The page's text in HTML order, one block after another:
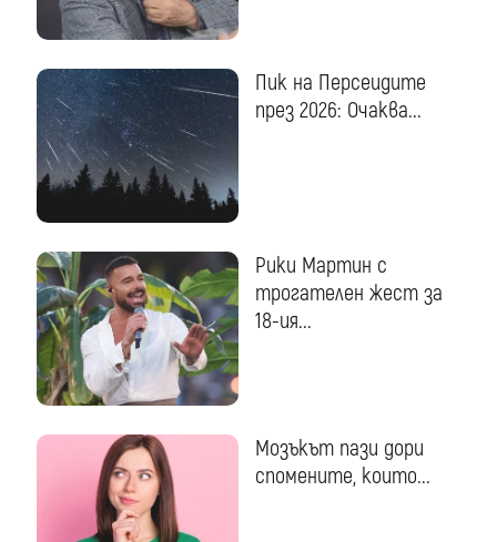
Пик на Персеидите
през 2026: Очаква...
Рики Мартин с
трогателен жест за
18-ия...
Мозъкът пази дори
спомените, които...